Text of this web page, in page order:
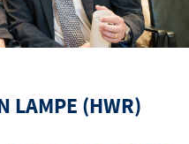
LAMPE (HWR)